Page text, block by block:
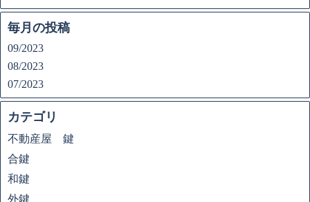
毎月の投稿
09/2023
08/2023
07/2023
カテゴリ
不動産屋 鍵
合鍵
和鍵
外鍵